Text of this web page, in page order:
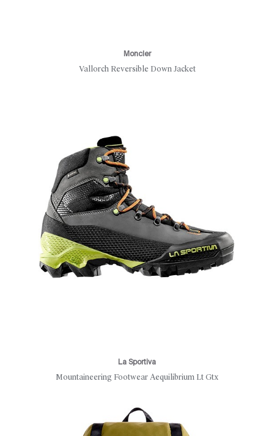
Moncler
Vallorch Reversible Down Jacket
La Sportiva
Mountaineering Footwear Aequilibrium Lt Gtx